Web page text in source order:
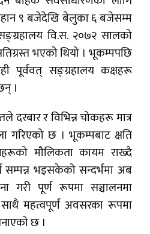
९ बजेदेखि बेलुका ६ बजेसम्म
वि.स. २०७२ सालको
भएको थियो । भूकम्पपछि
पूर्ववत् सङ्ग्रहालय कक्षहरू
।
दरबार र विभिन्न चोकहरू मात्र
गरिएको छ । भूकम्पबाट क्षति
मौलिकता कायम राख्दै
सम्पन्न भइसकेको सन्दर्भमा अब
गरी पूर्ण रूपमा सञ्चालनमा
महत्वपूर्ण अवसरका रूपमा
छ ।